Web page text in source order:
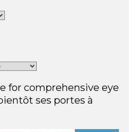
for comprehensive eye
ses portes à